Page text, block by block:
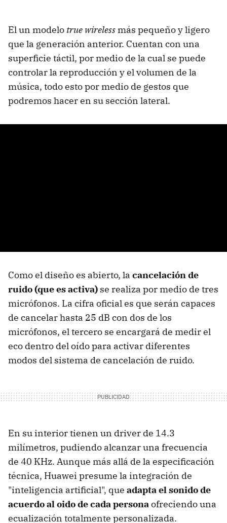
El un modelo true wireless más pequeño y ligero
que la generación anterior. Cuentan con una
superficie táctil, por medio de la cual se puede
controlar la reproducción y el volumen de la
música, todo esto por medio de gestos que
podremos hacer en su sección lateral.
Como el diseño es abierto, la cancelación de
ruido (que es activa) se realiza por medio de tres
micrófonos. La cifra oficial es que serán capaces
de cancelar hasta 25 dB con dos de los
micrófonos, el tercero se encargará de medir el
eco dentro del oído para activar diferentes
modos del sistema de cancelación de ruido.
En su interior tienen un driver de 14.3
milímetros, pudiendo alcanzar una frecuencia
de 40 KHz. Aunque más allá de la especificación
técnica, Huawei presume la integración de
"inteligencia artificial", que adapta el sonido de
acuerdo al oido de cada persona ofreciendo una
ecualización totalmente personalizada.